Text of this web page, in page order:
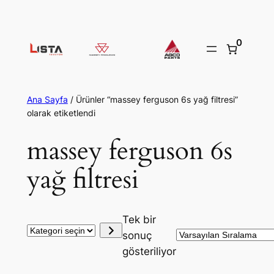
0
Ana Sayfa / Ürünler “massey ferguson 6s yağ filtresi”
olarak etiketlendi
massey ferguson 6s
yağ filtresi
Kategori
Tek bir
sonuç
gösteriliyor